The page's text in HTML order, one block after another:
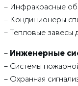
– Инфракрасные
– Кондиционеры
– Тепловые завесы
– Инженерные
– Системы
– Охранная